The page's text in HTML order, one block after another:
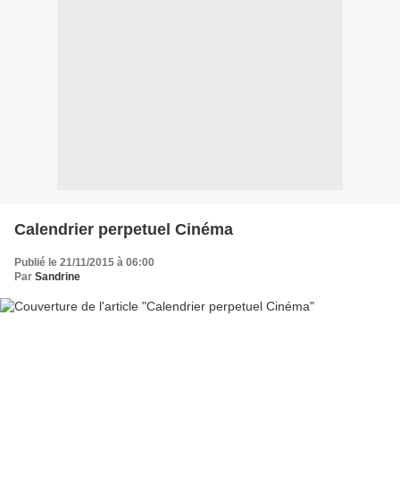
Calendrier perpetuel Cinéma
Publié le 21/11/2015 à 06:00
Par Sandrine